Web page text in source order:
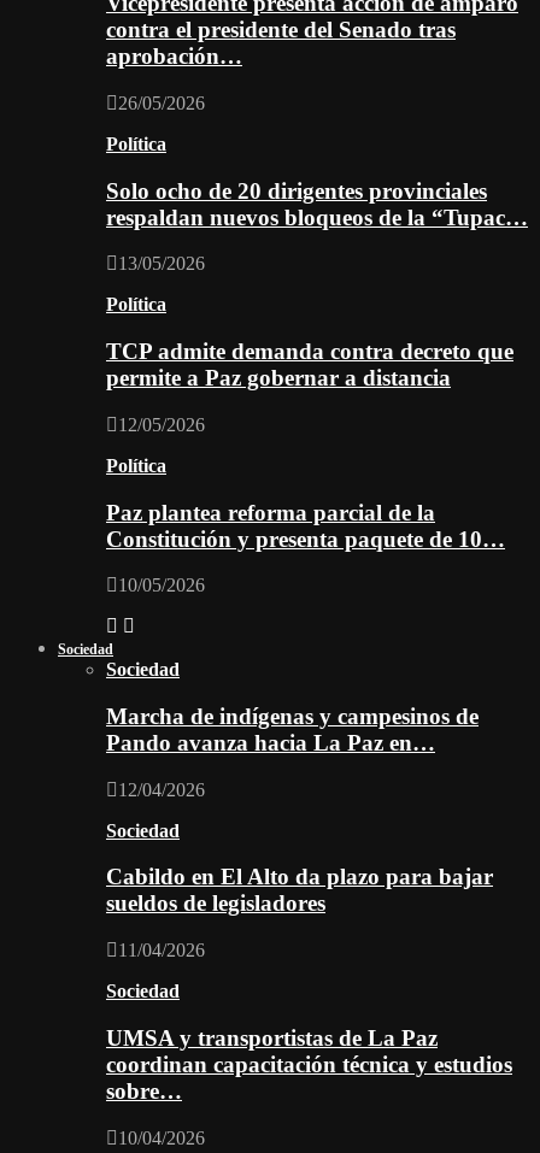
contra el presidente del Senado tras
aprobación…
26/05/2026
Política
Solo ocho de 20 dirigentes provinciales
respaldan nuevos bloqueos de la “Tupac…
13/05/2026
Política
TCP admite demanda contra decreto que
permite a Paz gobernar a distancia
12/05/2026
Política
Paz plantea reforma parcial de la
Constitución y presenta paquete de 10…
10/05/2026
Sociedad
Sociedad
Marcha de indígenas y campesinos de
Pando avanza hacia La Paz en…
12/04/2026
Sociedad
Cabildo en El Alto da plazo para bajar
sueldos de legisladores
11/04/2026
Sociedad
UMSA y transportistas de La Paz
coordinan capacitación técnica y estudios
sobre…
10/04/2026